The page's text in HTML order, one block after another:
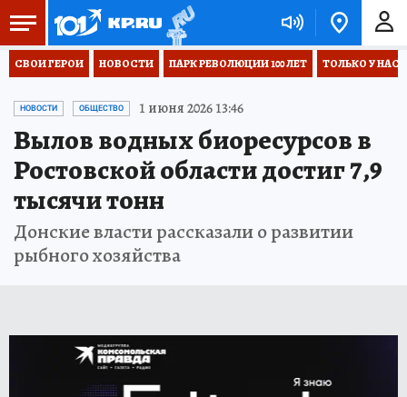
СВОИ ГЕРОИ НОВОСТИ ПАРК РЕВОЛЮЦИИ 100 ЛЕТ ТОЛЬКО У НАС
НОВОСТИ ОБЩЕСТВО 1 июня 2026 13:46
Вылов водных биоресурсов в
Ростовской области достиг 7,9
тысячи тонн
Донские власти рассказали о развитии
рыбного хозяйства